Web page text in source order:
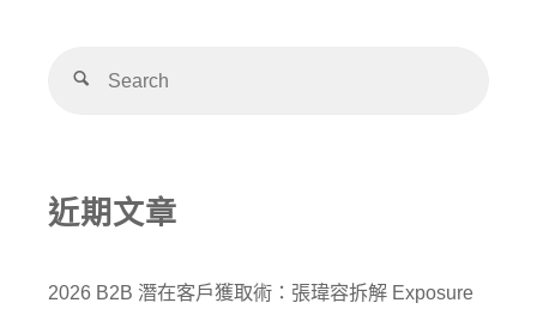
近期文章
2026 B2B 潛在客戶獲取術：張瑋容拆解 Exposure